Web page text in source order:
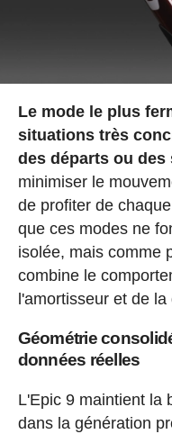
Le mode le plus
situations très
des départs ou
minimiser le
de profiter de
que ces modes ne
isolée, mais comme
combine le
l'amortisseur et de
Géométrie
données réelles
L'Epic 9 maintient la
dans la génération